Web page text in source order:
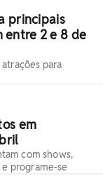
principais
entre 2 e 8 de
para
em
com shows,
programe-se